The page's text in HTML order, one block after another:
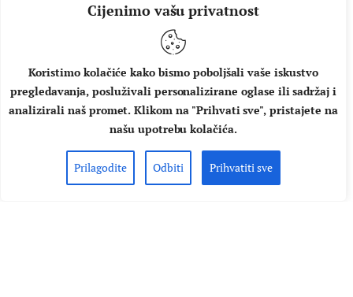
Cijenimo vašu privatnost
Koristimo kolačiće kako bismo poboljšali vaše iskustvo
pregledavanja, posluživali personalizirane oglase ili sadržaj i
analizirali naš promet. Klikom na "Prihvati sve", pristajete na
našu upotrebu kolačića.
Prilagodite Odbiti Prihvatiti sve
Vatra na ovogodišnjem
Interliberu predstavlja
biografiju benda!
Vatra je jedan od onih bendova koji ne staje s aktivnostima.
Ova godina obilježena je velikim koncertom u Domu
sportova kojim su proslavili 20 godina benda, potom su
biografija. Sljedećeg mjeseca izlazi biografija naziva "Vatra -